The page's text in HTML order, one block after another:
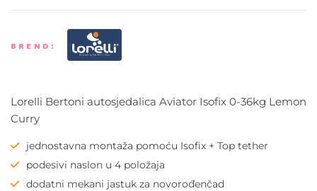
BREND:
Lorelli Bertoni autosjedalica Aviator Isofix 0-36kg Lemon
Curry
jednostavna montaža pomoću Isofix + Top tether
podesivi naslon u 4 položaja
dodatni mekani jastuk za novorođenčad